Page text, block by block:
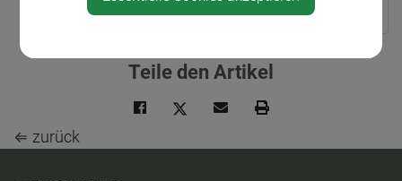
Pfarre St. Georgen/Y.
Teile den Artikel
⇐ zurück